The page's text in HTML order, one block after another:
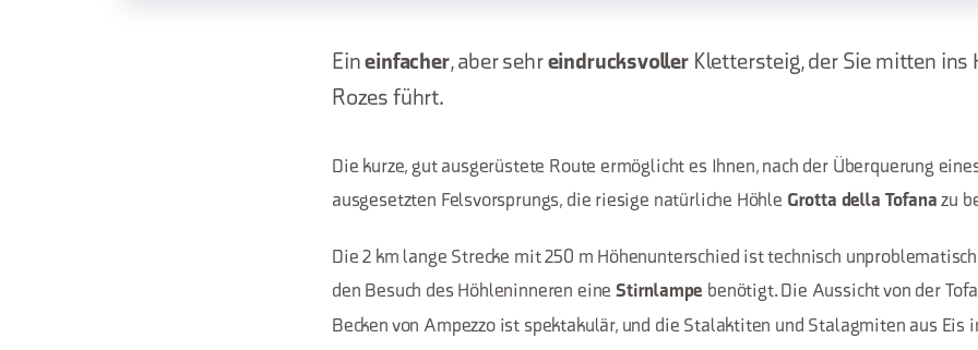
Eineinfacher, aber sehr eindrucksvoller Klettersteig, der Sie mitten ins
Rozes führt.
Die kurze, gut ausgerüstete Route ermöglicht es Ihnen, nach der Überquerung
ausgesetzten Felsvorsprungs, die riesige natürliche HöhleGrotta della Tofana zu
Die 2 km lange Strecke mit 250 m Höhenunterschied ist technisch
den Besuch des Höhleninneren eineStirnlampe benötigt. Die Aussicht von der
Becken von Ampezzo ist spektakulär, und die Stalaktiten und Stalagmiten aus Eis